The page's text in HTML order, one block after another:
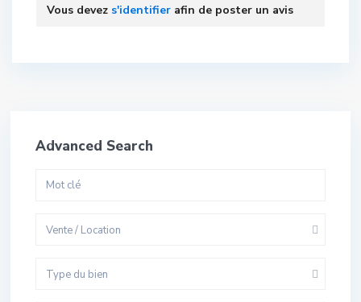
Vous devez s'identifier afin de poster un avis
Advanced Search
Vente / Location
Type du bien